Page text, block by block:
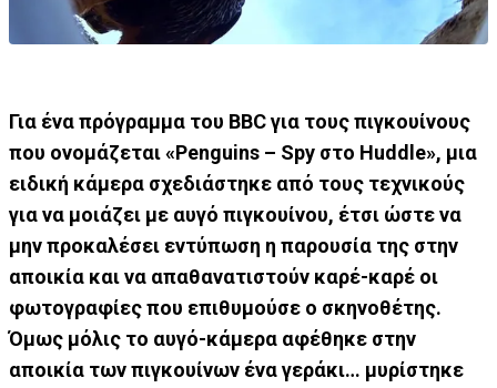
Για ένα πρόγραμμα του BBC για τους πιγκουίνους
που ονομάζεται «Penguins – Spy στο Huddle», μια
ειδική κάμερα σχεδιάστηκε από τους τεχνικούς
για να μοιάζει με αυγό πιγκουίνου, έτσι ώστε να
μην προκαλέσει εντύπωση η παρουσία της στην
αποικία και να απαθανατιστούν καρέ-καρέ οι
φωτογραφίες που επιθυμούσε ο σκηνοθέτης.
Όμως μόλις το αυγό-κάμερα αφέθηκε στην
αποικία των πιγκουίνων ένα γεράκι… μυρίστηκε